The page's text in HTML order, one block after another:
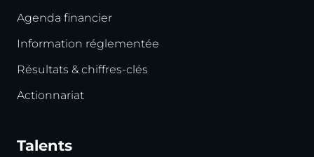
Agenda financier
Information réglementée
Résultats & chiffres-clés
Actionnariat
Talents